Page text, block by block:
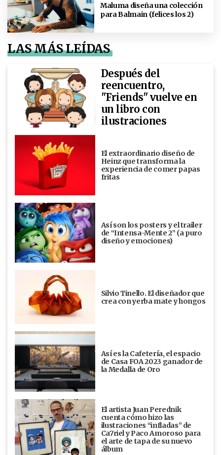
Maluma diseña una colección
para Balmain (felices los 2)
LAS MÁS LEÍDAS
Después del
reencuentro,
"Friends" vuelve en
un libro con
ilustraciones
El extraordinario diseño de
Heinz que transforma la
experiencia de comer papas
fritas
Así son los posters y el trailer
de “Intensa-Mente 2” (a puro
diseño y emociones)
Silvio Tinello. El diseñador que
crea con yerba mate y hongos
Así es la Cafetería, el espacio
de Casa FOA 2023 ganador de
la Medalla de Oro
El artista Juan Perednik
cuenta cómo hizo las
ilustraciones “infladas” de
Ca7riel y Paco Amoroso para
el arte de tapa de su nuevo
álbum